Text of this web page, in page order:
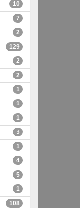
10
7
2
129
2
2
1
1
1
3
1
4
5
1
108